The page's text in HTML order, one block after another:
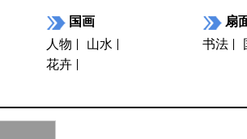
国画
人物
山水
花卉
扇
书法